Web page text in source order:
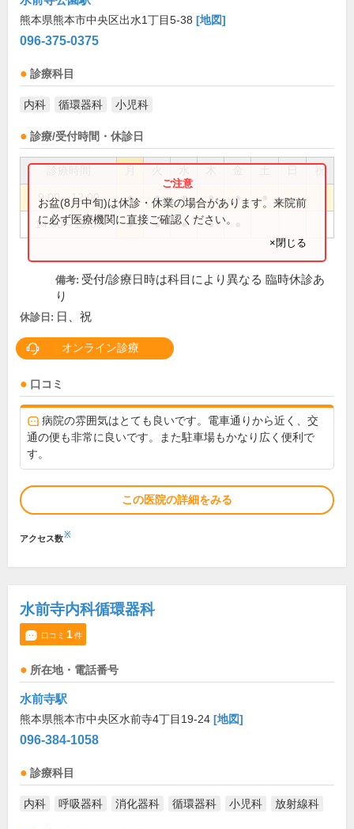
熊本県熊本市中央区出水1丁目5-38 [地図]
096-375-0375
診療科目
内科 循環器科 小児科
診療/受付時間・休診日
祝
9:00～12:00 ● ● ● ● ●
14:00～18:00 ● ● ● ●
お盆(8月中旬)は休診・休業の場合があります。来院前
に必ず医療機関に直接ご確認ください。
×閉じる
備考: 受付/診療日時は科目により異なる 臨時休診あ
り
休診日: 日、祝
オンライン診療
口コミ
病院の雰囲気はとても良いです。電車通りから近く、交
通の便も非常に良いです。また駐車場もかなり広く便利で
す。
この医院の詳細をみる
アクセス数※
水前寺内科循環器科
口コミ 1件
所在地・電話番号
水前寺駅
熊本県熊本市中央区水前寺4丁目19-24 [地図]
096-384-1058
診療科目
内科 呼吸器科 消化器科 循環器科 小児科 放射線科